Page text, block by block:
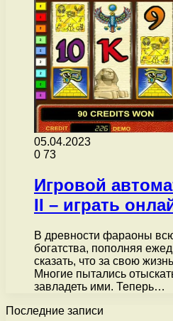
05.04.2023
0 73
Игровой
II – играть
В древности фараоны
богатства, пополняя
сказать, что за свою
Многие пытались
завладеть ими. Теперь…
Последние записи